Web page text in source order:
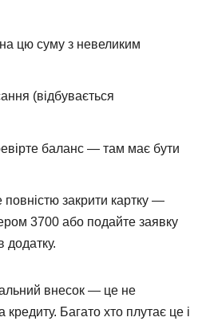
цю суму з невеликим
(відбувається
баланс — там має бути
закрити картку —
3700 або подайте заявку
додатку.
внесок — це не
Багато хто плутає це і